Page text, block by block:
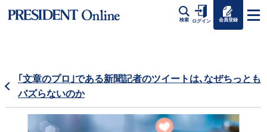
検索 ログイン 会員登録
｢文章のプロ｣である新聞記者のツイートは､なぜちっとも
バズらないのか